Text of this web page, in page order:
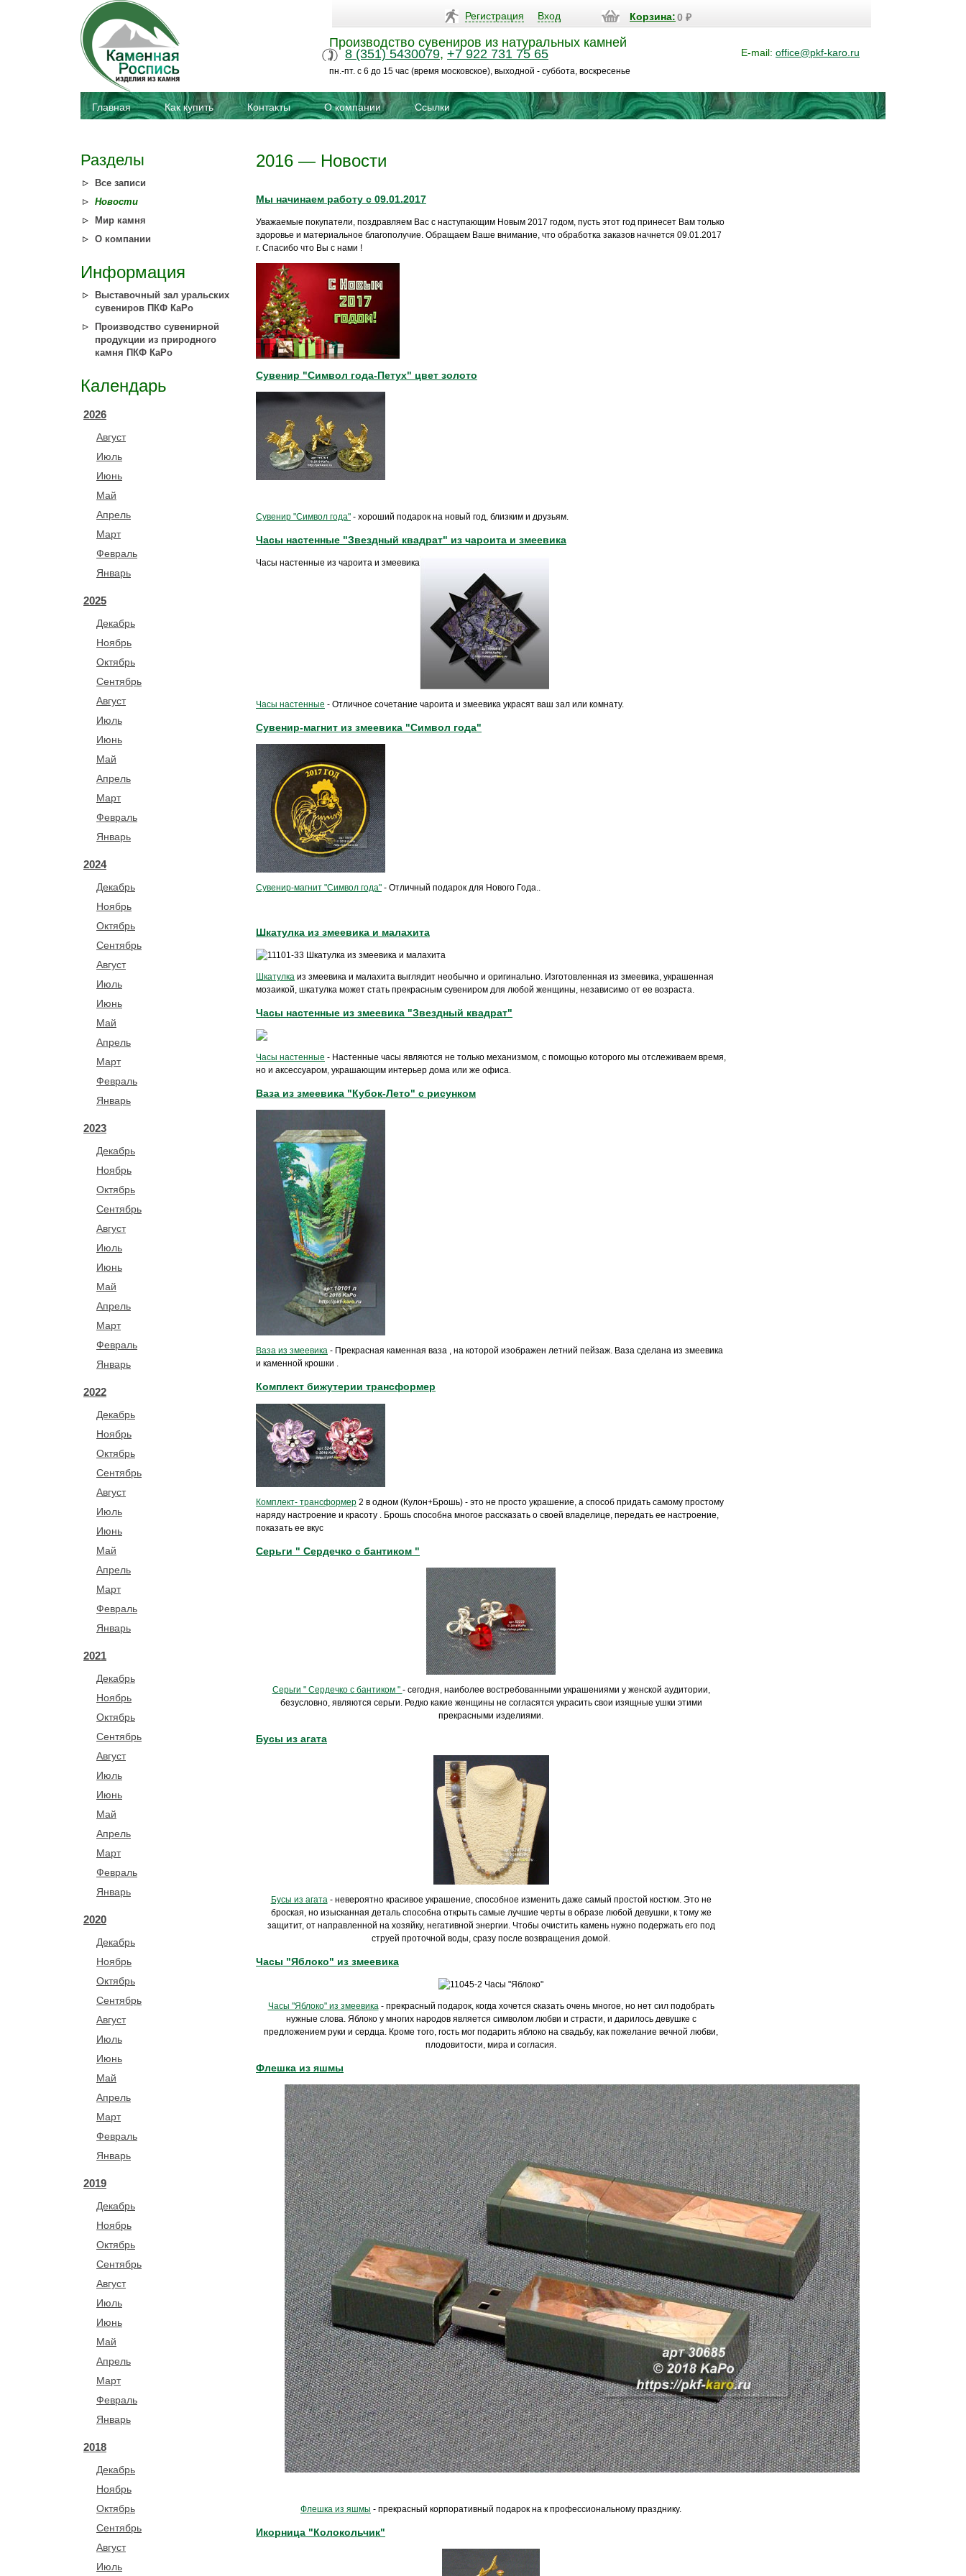
Регистрация Вход Корзина:0 ₽
Производство сувениров из натуральных камней
8 (351) 5430079, +7 922 731 75 65
пн.-пт. с 6 до 15 час (время московское), выходной - суббота, воскресенье
E-mail: office@pkf-karo.ru
Главная Как купить Контакты О компании Ссылки
Разделы
Все записи
Новости
Мир камня
О компании
Информация
Выставочный зал уральских
сувениров ПКФ КаРо
Производство сувенирной
продукции из природного
камня ПКФ КаРо
Календарь
2026
Август
Июль
Июнь
Май
Апрель
Март
Февраль
Январь
2025
Декабрь
Ноябрь
Октябрь
Сентябрь
Август
Июль
Июнь
Май
Апрель
Март
Февраль
Январь
2024
Декабрь
Ноябрь
Октябрь
Сентябрь
Август
Июль
Июнь
Май
Апрель
Март
Февраль
Январь
2023
Декабрь
Ноябрь
Октябрь
Сентябрь
Август
Июль
Июнь
Май
Апрель
Март
Февраль
Январь
2022
Декабрь
Ноябрь
Октябрь
Сентябрь
Август
Июль
Июнь
Май
Апрель
Март
Февраль
Январь
2021
Декабрь
Ноябрь
Октябрь
Сентябрь
Август
Июль
Июнь
Май
Апрель
Март
Февраль
Январь
2020
Декабрь
Ноябрь
Октябрь
Сентябрь
Август
Июль
Июнь
Май
Апрель
Март
Февраль
Январь
2019
Декабрь
Ноябрь
Октябрь
Сентябрь
Август
Июль
Июнь
Май
Апрель
Март
Февраль
Январь
2018
Декабрь
Ноябрь
Октябрь
Сентябрь
Август
Июль
2016 — Новости
Мы начинаем работу с 09.01.2017
Уважаемые покупатели, поздравляем Вас с наступающим Новым 2017 годом, пусть этот год принесет Вам только
здоровье и материальное благополучие. Обращаем Ваше внимание, что обработка заказов начнется 09.01.2017
г. Спасибо что Вы с нами !
Сувенир "Символ года-Петух" цвет золото
Сувенир "Символ года" - хороший подарок на новый год, близким и друзьям.
Часы настенные "Звездный квадрат" из чароита и змеевика
Часы настенные из чароита и змеевика
Часы настенные - Отличное сочетание чароита и змеевика украсят ваш зал или комнату.
Сувенир-магнит из змеевика "Символ года"
Сувенир-магнит "Символ года" - Отличный подарок для Нового Года..
Шкатулка из змеевика и малахита
Шкатулка из змеевика и малахита выглядит необычно и оригинально. Изготовленная из змеевика, украшенная
мозаикой, шкатулка может стать прекрасным сувениром для любой женщины, независимо от ее возраста.
Часы настенные из змеевика "Звездный квадрат"
Часы настенные - Настенные часы являются не только механизмом, с помощью которого мы отслеживаем время,
но и аксессуаром, украшающим интерьер дома или же офиса.
Ваза из змеевика "Кубок-Лето" с рисунком
Ваза из змеевика - Прекрасная каменная ваза , на которой изображен летний пейзаж. Ваза сделана из змеевика
и каменной крошки .
Комплект бижутерии трансформер
Комплект- трансформер 2 в одном (Кулон+Брошь) - это не просто украшение, а способ придать самому простому
наряду настроение и красоту . Брошь способна многое рассказать о своей владелице, передать ее настроение,
показать ее вкус
Серьги " Сердечко с бантиком "
Серьги " Сердечко с бантиком " - сегодня, наиболее востребованными украшениями у женской аудитории,
безусловно, являются серьги. Редко какие женщины не согласятся украсить свои изящные ушки этими
прекрасными изделиями.
Бусы из агата
Бусы из агата - невероятно красивое украшение, способное изменить даже самый простой костюм. Это не
броская, но изысканная деталь способна открыть самые лучшие черты в образе любой девушки, к тому же
защитит, от направленной на хозяйку, негативной энергии. Чтобы очистить камень нужно подержать его под
струей проточной воды, сразу после возвращения домой.
Часы "Яблоко" из змеевика
Часы "Яблоко" из змеевика - прекрасный подарок, когда хочется сказать очень многое, но нет сил подобрать
нужные слова. Яблоко у многих народов является символом любви и страсти, и дарилось девушке с
предложением руки и сердца. Кроме того, гость мог подарить яблоко на свадьбу, как пожелание вечной любви,
плодовитости, мира и согласия.
Флешка из яшмы
Флешка из яшмы - прекрасный корпоративный подарок на к профессиональному празднику.
Икорница "Колокольчик"